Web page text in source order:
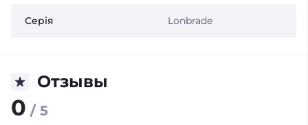
Серія Lonbrade
Отзывы
0 / 5